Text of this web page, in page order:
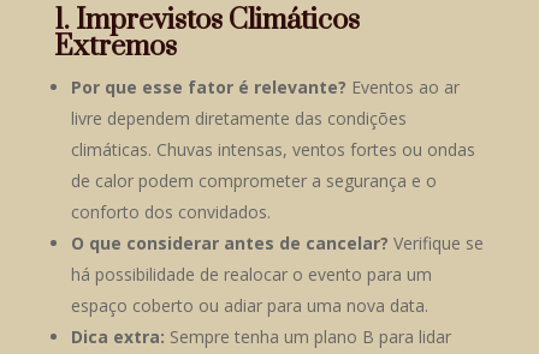
1. Imprevistos Climáticos
Extremos
Por que esse fator é relevante? Eventos ao ar
livre dependem diretamente das condições
climáticas. Chuvas intensas, ventos fortes ou ondas
de calor podem comprometer a segurança e o
conforto dos convidados.
O que considerar antes de cancelar? Verifique se
há possibilidade de realocar o evento para um
espaço coberto ou adiar para uma nova data.
Dica extra: Sempre tenha um plano B para lidar